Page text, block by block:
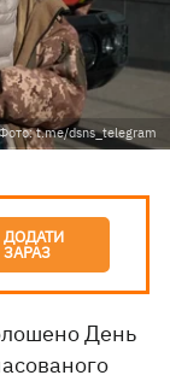
t.me/dsns_telegram
ДОДАТИ
ЗАРАЗ
День